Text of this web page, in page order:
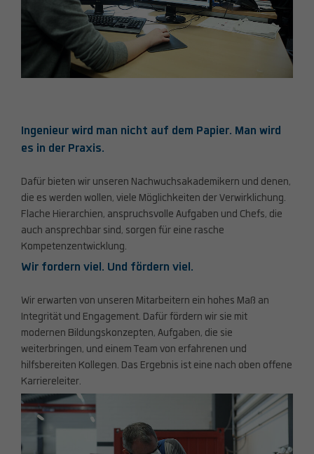
Ingenieur wird man nicht auf dem Papier. Man wird
es in der Praxis.
Dafür bieten wir unseren Nachwuchsakademikern und denen,
die es werden wollen, viele Möglichkeiten der Verwirklichung.
Flache Hierarchien, anspruchsvolle Aufgaben und Chefs, die
auch ansprechbar sind, sorgen für eine rasche
Kompetenzentwicklung.
Wir fordern viel. Und fördern viel.
Wir erwarten von unseren Mitarbeitern ein hohes Maß an
Integrität und Engagement. Dafür fördern wir sie mit
modernen Bildungskonzepten, Aufgaben, die sie
weiterbringen, und einem Team von erfahrenen und
hilfsbereiten Kollegen. Das Ergebnis ist eine nach oben offene
Karriereleiter.